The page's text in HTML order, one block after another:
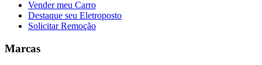
Vender meu Carro
Destaque seu Eletroposto
Solicitar Remoção
Marcas